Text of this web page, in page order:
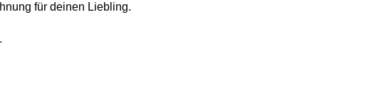
für deinen Liebling.